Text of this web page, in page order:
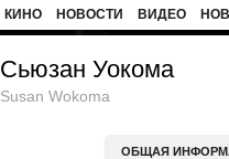
КИНО НОВОСТИ ВИДЕО
Сьюзан Уокома
Susan Wokoma
ОБЩАЯ